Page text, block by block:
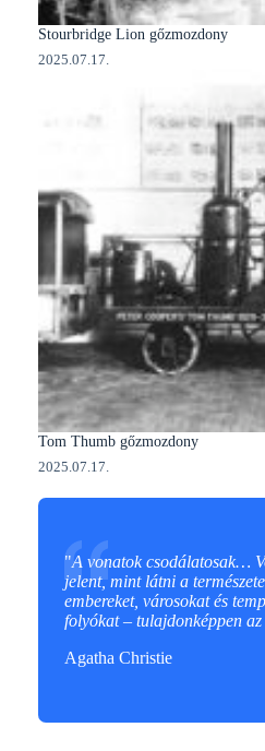
Stourbridge Lion gőzmozdony
2025.07.17.
Tom Thumb gőzmozdony
2025.07.17.
"A vonatok csodálatosak…
jelent, mint látni a
embereket, városokat és
folyókat – tulajdonképpen az
Agatha Christie